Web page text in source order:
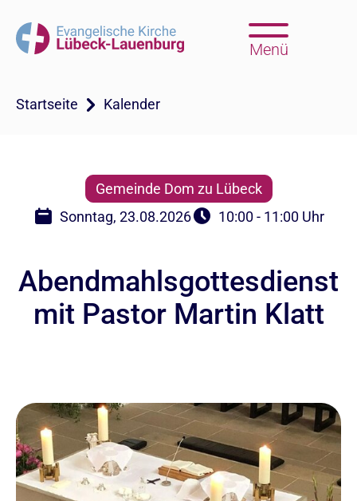
Menü
Startseite Kalender
Gemeinde Dom zu Lübeck
Sonntag, 23.08.2026
10:00 - 11:00 Uhr
Abendmahlsgottesdienst
mit Pastor Martin Klatt